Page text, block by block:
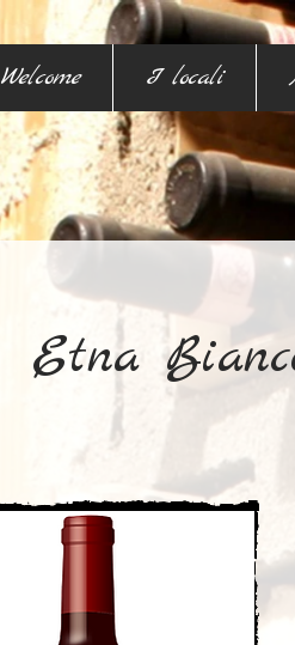
Welcome I locali
Etna